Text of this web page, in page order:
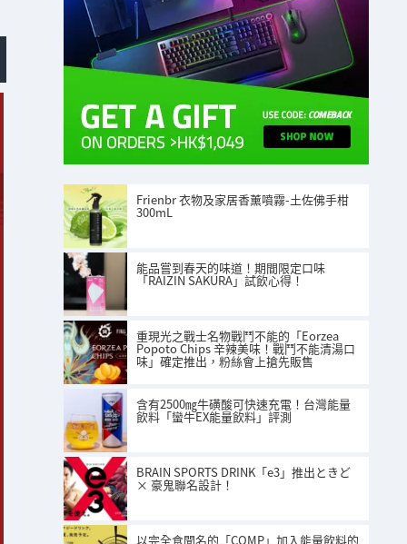
Frienbr 衣物及家居香薰噴霧-土佐佛手柑
300mL
能品嘗到春天的味道！期間限定口味
「RAIZIN SAKURA」試飲心得！
重現光之戰士名物戰鬥不能的「Eorzea
Popoto Chips 辛辣美味！戰鬥不能清湯口
味」確定推出，粉絲會上搶先販售
含有2500㎎牛磺酸可快速充電！台灣能量
飲料「蠻牛EX能量飲料」評測
BRAIN SPORTS DRINK「e3」推出ときど
× 豪鬼聯名設計！
以完全食聞名的「COMP」加入能量飲料的